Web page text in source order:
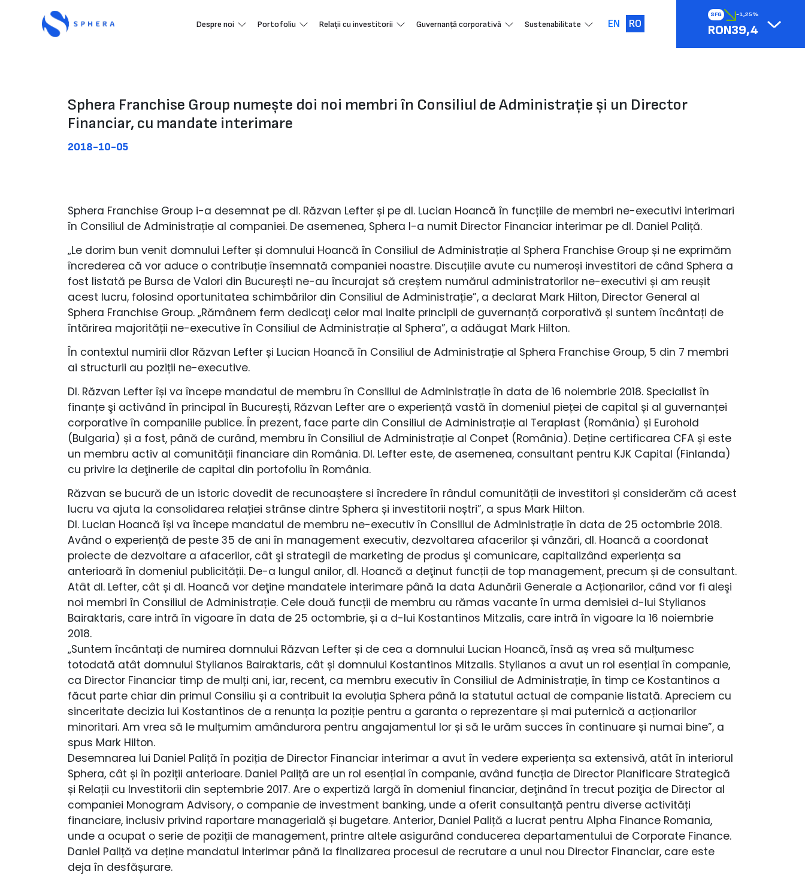
SFG -1,25%
RON39,4
Despre noi Portofoliu Relații cu investitorii Guvernanță corporativă Sustenabilitate EN RO
Sphera Franchise Group numește doi noi membri în Consiliul de Administrație și un Director
Financiar, cu mandate interimare
2018-10-05
Sphera Franchise Group i-a desemnat pe dl. Răzvan Lefter și pe dl. Lucian Hoancă în funcțiile de membri ne-executivi interimari
în Consiliul de Administrație al companiei. De asemenea, Sphera l-a numit Director Financiar interimar pe dl. Daniel Paliță.
„Le dorim bun venit domnului Lefter și domnului Hoancă în Consiliul de Administrație al Sphera Franchise Group și ne exprimăm
încrederea că vor aduce o contribuție însemnată companiei noastre. Discuțiile avute cu numeroși investitori de când Sphera a
fost listată pe Bursa de Valori din București ne-au încurajat să creștem numărul administratorilor ne-executivi și am reușit
acest lucru, folosind oportunitatea schimbărilor din Consiliul de Administrație”, a declarat Mark Hilton, Director General al
Sphera Franchise Group. „Rămânem ferm dedicaţi celor mai inalte principii de guvernanță corporativă și suntem încântați de
întărirea majorității ne-executive în Consiliul de Administrație al Sphera”, a adăugat Mark Hilton.
În contextul numirii dlor Răzvan Lefter și Lucian Hoancă în Consiliul de Administrație al Sphera Franchise Group, 5 din 7 membri
ai structurii au poziții ne-executive.
Dl. Răzvan Lefter își va începe mandatul de membru în Consiliul de Administrație în data de 16 noiembrie 2018. Specialist în
finanțe şi activând în principal în București, Răzvan Lefter are o experiență vastă în domeniul pieței de capital și al guvernanței
corporative în companiile publice. În prezent, face parte din Consiliul de Administrație al Teraplast (România) și Eurohold
(Bulgaria) și a fost, până de curând, membru în Consiliul de Administrație al Conpet (România). Deține certificarea CFA și este
un membru activ al comunității financiare din România. Dl. Lefter este, de asemenea, consultant pentru KJK Capital (Finlanda)
cu privire la deţinerile de capital din portofoliu în România.
Răzvan se bucură de un istoric dovedit de recunoaștere si încredere în rândul comunității de investitori și considerăm că acest
lucru va ajuta la consolidarea relației strânse dintre Sphera și investitorii noștri”, a spus Mark Hilton.
Dl. Lucian Hoancă își va începe mandatul de membru ne-executiv în Consiliul de Administrație în data de 25 octombrie 2018.
Având o experiență de peste 35 de ani în management executiv, dezvoltarea afacerilor și vânzări, dl. Hoancă a coordonat
proiecte de dezvoltare a afacerilor, cât şi strategii de marketing de produs şi comunicare, capitalizând experiența sa
anterioară în domeniul publicității. De-a lungul anilor, dl. Hoancă a deţinut funcții de top management, precum și de consultant.
Atât dl. Lefter, cât și dl. Hoancă vor deţine mandatele interimare până la data Adunării Generale a Acționarilor, când vor fi aleşi
noi membri în Consiliul de Administrație. Cele două funcții de membru au rămas vacante în urma demisiei d-lui Stylianos
Bairaktaris, care intră în vigoare în data de 25 octombrie, și a d-lui Kostantinos Mitzalis, care intră în vigoare la 16 noiembrie
2018.
„Suntem încântați de numirea domnului Răzvan Lefter și de cea a domnului Lucian Hoancă, însă aș vrea să mulțumesc
totodată atât domnului Stylianos Bairaktaris, cât și domnului Kostantinos Mitzalis. Stylianos a avut un rol esențial în companie,
ca Director Financiar timp de mulți ani, iar, recent, ca membru executiv în Consiliul de Administrație, în timp ce Kostantinos a
făcut parte chiar din primul Consiliu și a contribuit la evoluția Sphera până la statutul actual de companie listată. Apreciem cu
sinceritate decizia lui Kostantinos de a renunța la poziție pentru a garanta o reprezentare și mai puternică a acționarilor
minoritari. Am vrea să le mulțumim amândurora pentru angajamentul lor și să le urăm succes în continuare și numai bine”, a
spus Mark Hilton.
Desemnarea lui Daniel Paliță în poziția de Director Financiar interimar a avut în vedere experiența sa extensivă, atât în interiorul
Sphera, cât și în poziții anterioare. Daniel Paliță are un rol esențial în companie, având funcția de Director Planificare Strategică
și Relații cu Investitorii din septembrie 2017. Are o expertiză largă în domeniul financiar, deţinând în trecut poziţia de Director al
companiei Monogram Advisory, o companie de investment banking, unde a oferit consultanță pentru diverse activități
financiare, inclusiv privind raportare managerială și bugetare. Anterior, Daniel Paliță a lucrat pentru Alpha Finance Romania,
unde a ocupat o serie de poziții de management, printre altele asigurând conducerea departamentului de Corporate Finance.
Daniel Paliță va deține mandatul interimar până la finalizarea procesul de recrutare a unui nou Director Financiar, care este
deja în desfășurare.